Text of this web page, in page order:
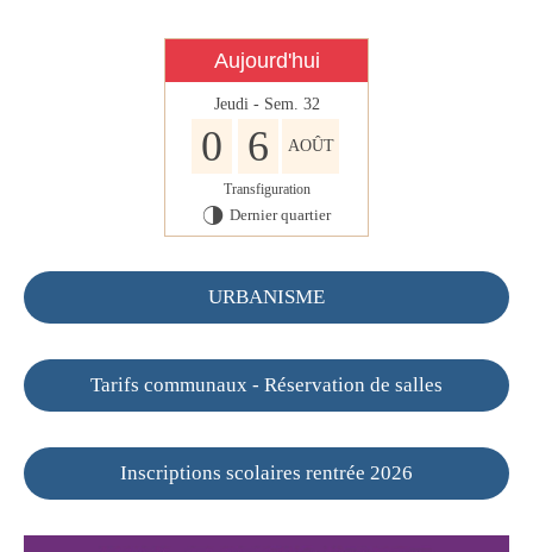
Aujourd'hui
Jeudi - Sem. 32
0 6 AOÛT
Transfiguration
T Dernier quartier
URBANISME
Tarifs communaux - Réservation de salles
Inscriptions scolaires rentrée 2026